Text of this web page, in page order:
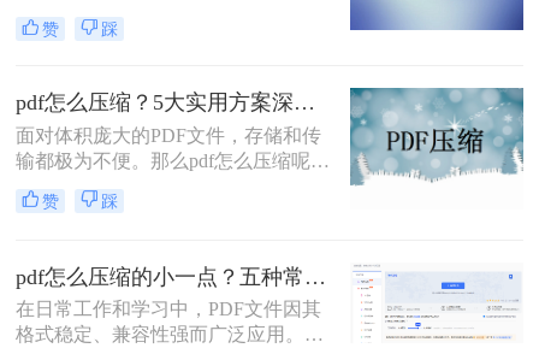
其他方式进行传输。那么，pdf文件太
大怎么变小呢？在本文中，我们将向
压缩PDF文件并减小文件大小。
赞 踩
pdf怎么压缩？5大实用方案深度解析！
面对体积庞大的PDF文件，存储和传
输都极为不便。那么pdf怎么压缩呢？
本文将详解5种主流压缩方案，从原
理到实操，助您轻松掌握PDF瘦身技
赞 踩
pdf怎么压缩的小一点？五种常用有效方法详解！
在日常工作和学习中，PDF文件因其
格式稳定、兼容性强而广泛应用。然